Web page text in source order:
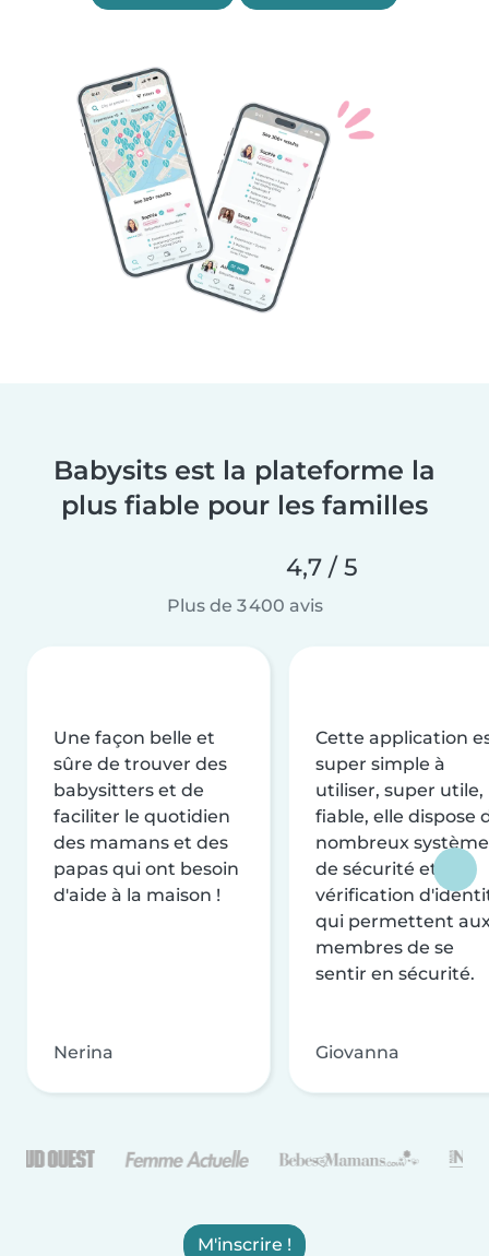
Babysits est la plateforme la
plus fiable pour les familles
4,7 / 5
Plus de 3 400 avis
Une façon belle et
sûre de trouver des
babysitters et de
faciliter le quotidien
des mamans et des
papas qui ont besoin
d'aide à la maison !
Nerina
Cette application
super simple à
utiliser, super utile,
fiable, elle dispose
nombreux
de sécurité et de
vérification
qui permettent
membres de se
sentir en sécurité.
Giovanna
M'inscrire !